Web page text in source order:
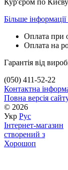
Більше
Оплата при
Оплата на
Гарантія від
(050) 411-52-22
Контактна
Повна версія
© 2026
Укр Рус
Інтернет-магазин
створений з
Хорошоп